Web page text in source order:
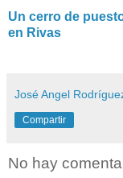
Un cerro de
en Rivas
José Angel
Compartir
No hay